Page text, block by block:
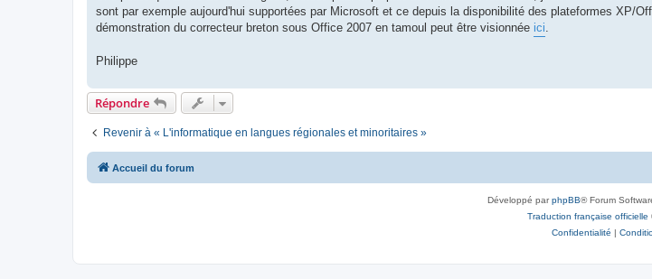
sont par exemple aujourd'hui supportées par Microsoft et ce depuis la disponibilité des plateformes XP/
démonstration du correcteur breton sous Office 2007 en tamoul peut être visionnée ici
Philippe
Répondre
Revenir à « L'informatique en langues régionales et minoritaires »
Accueil du forum
Développé parphpBB® Forum
Traduction française officielle
Confidentialité |